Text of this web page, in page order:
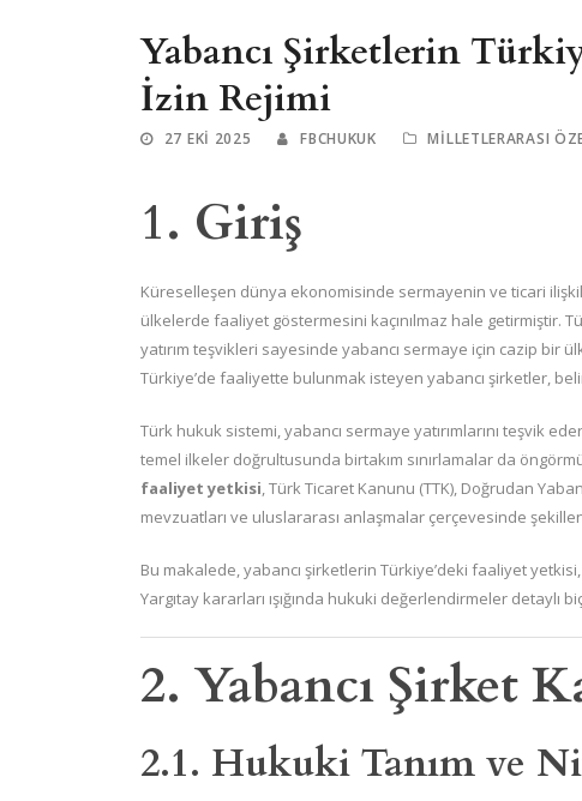
Yabancı Şirketlerin
İzin Rejimi
27 EKI 2025 FBCHUKUK MILLETLERARASI
1. Giriş
Küreselleşen dünya ekonomisinde sermayenin ve ticari
ülkelerde faaliyet göstermesini kaçınılmaz hale getirmiştir.
yatırım teşvikleri sayesinde yabancı sermaye için cazip bir
Türkiye’de faaliyette bulunmak isteyen yabancı şirketler,
Türk hukuk sistemi, yabancı sermaye yatırımlarını teşvik
temel ilkeler doğrultusunda birtakım sınırlamalar da
faaliyet yetkisi, Türk Ticaret Kanunu (TTK), Doğrudan
mevzuatları ve uluslararası anlaşmalar çerçevesinde
Bu makalede, yabancı şirketlerin Türkiye’deki faaliyet
Yargıtay kararları ışığında hukuki değerlendirmeler detaylı
2. Yabancı Şirket
2.1. Hukuki Tanım ve